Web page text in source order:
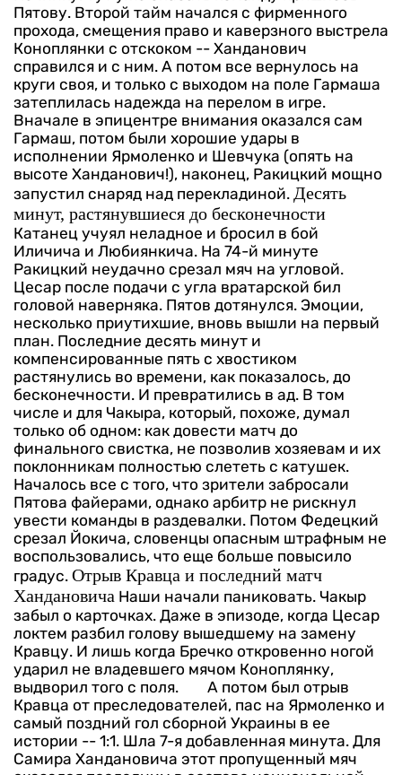
Пятову. Второй тайм начался с фирменного
прохода, смещения право и каверзного выстрела
Коноплянки с отскоком -- Ханданович
справился и с ним. А потом все вернулось на
круги своя, и только с выходом на поле Гармаша
затеплилась надежда на перелом в игре.
Вначале в эпицентре внимания оказался сам
Гармаш, потом были хорошие удары в
исполнении Ярмоленко и Шевчука (опять на
высоте Ханданович!), наконец, Ракицкий мощно
запустил снаряд над перекладиной. Десять
минут, растянувшиеся до бесконечности
Катанец учуял неладное и бросил в бой
Иличича и Любиянкича. На 74-й минуте
Ракицкий неудачно срезал мяч на угловой.
Цесар после подачи с угла вратарской бил
головой наверняка. Пятов дотянулся. Эмоции,
несколько приутихшие, вновь вышли на первый
план. Последние десять минут и
компенсированные пять с хвостиком
растянулись во времени, как показалось, до
бесконечности. И превратились в ад. В том
числе и для Чакыра, который, похоже, думал
только об одном: как довести матч до
финального свистка, не позволив хозяевам и их
поклонникам полностью слететь с катушек.
Началось все с того, что зрители забросали
Пятова файерами, однако арбитр не рискнул
увести команды в раздевалки. Потом Федецкий
срезал Йокича, словенцы опасным штрафным не
воспользовались, что еще больше повысило
градус. Отрыв Кравца и последний матч
Хандановича Наши начали паниковать. Чакыр
забыл о карточках. Даже в эпизоде, когда Цесар
локтем разбил голову вышедшему на замену
Кравцу. И лишь когда Бречко откровенно ногой
ударил не владевшего мячом Коноплянку,
выдворил того с поля.
А потом был отрыв
Кравца от преследователей, пас на Ярмоленко и
самый поздний гол сборной Украины в ее
истории -- 1:1. Шла 7-я добавленная минута. Для
Самира Хандановича этот пропущенный мяч